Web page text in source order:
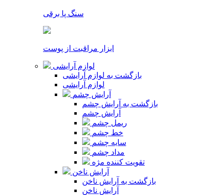
سنگ پا برقی
ابزار مراقبت از پوست
لوازم آرایشی
بازگشت به لوازم آرایشی
لوازم آرایشی
آرایش چشم
بازگشت به آرایش چشم
آرایش چشم
ریمل چشم
خط چشم
سایه چشم
مداد چشم
تقویت کننده مژه
آرایش ناخن
بازگشت به آرایش ناخن
آرایش ناخن